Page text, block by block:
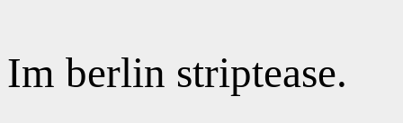
Im berlin striptease.